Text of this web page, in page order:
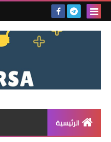
الرئيسية